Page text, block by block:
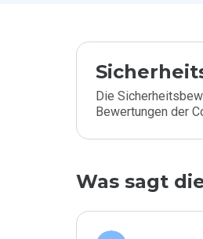
Die
Bewertungen der
Was sagt